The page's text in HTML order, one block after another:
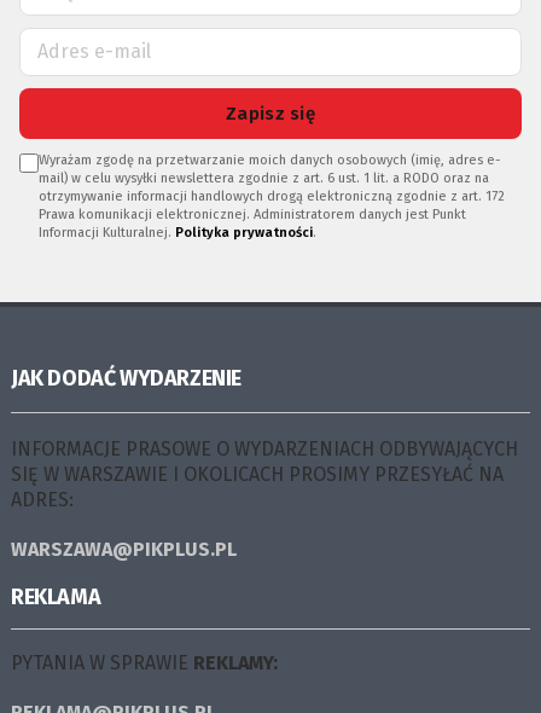
Zapisz się
Wyrażam zgodę na przetwarzanie moich danych osobowych (imię, adres e-
mail) w celu wysyłki newslettera zgodnie z art. 6 ust. 1 lit. a RODO oraz na
otrzymywanie informacji handlowych drogą elektroniczną zgodnie z art. 172
Prawa komunikacji elektronicznej. Administratorem danych jest Punkt
Informacji Kulturalnej. Polityka prywatności.
JAK DODAĆ WYDARZENIE
INFORMACJE PRASOWE O WYDARZENIACH ODBYWAJĄCYCH
SIĘ W WARSZAWIE I OKOLICACH PROSIMY PRZESYŁAĆ NA
ADRES:
WARSZAWA@PIKPLUS.PL
REKLAMA
PYTANIA W SPRAWIE REKLAMY: